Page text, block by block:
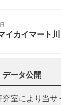
イカイマート
ータ公開
室により当サ